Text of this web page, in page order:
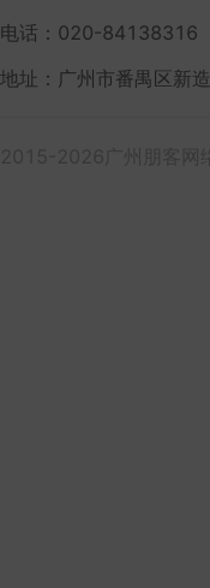
电话：020-84138316
地址：广州市番禺区新